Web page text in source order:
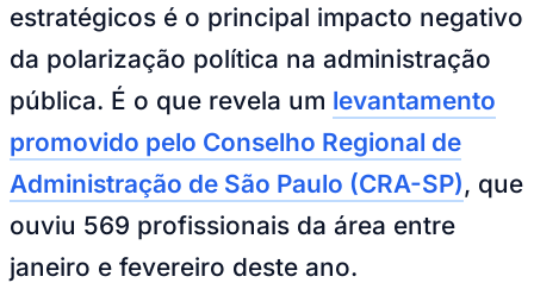
Brasileirão Série B
Paulistão
Copa do Brasil
Libertadores
Sul-Americana
Copa América
Champions League
Premier League
La Liga
Bundesliga
Mundial 2026
Times - Ir direto
estratégicos é o principal impacto negativo
da polarização política na administração
pública. É o que revela um levantamento
promovido pelo Conselho Regional de
Administração de São Paulo (CRA-SP), que
ouviu 569 profissionais da área entre
janeiro e fevereiro deste ano.